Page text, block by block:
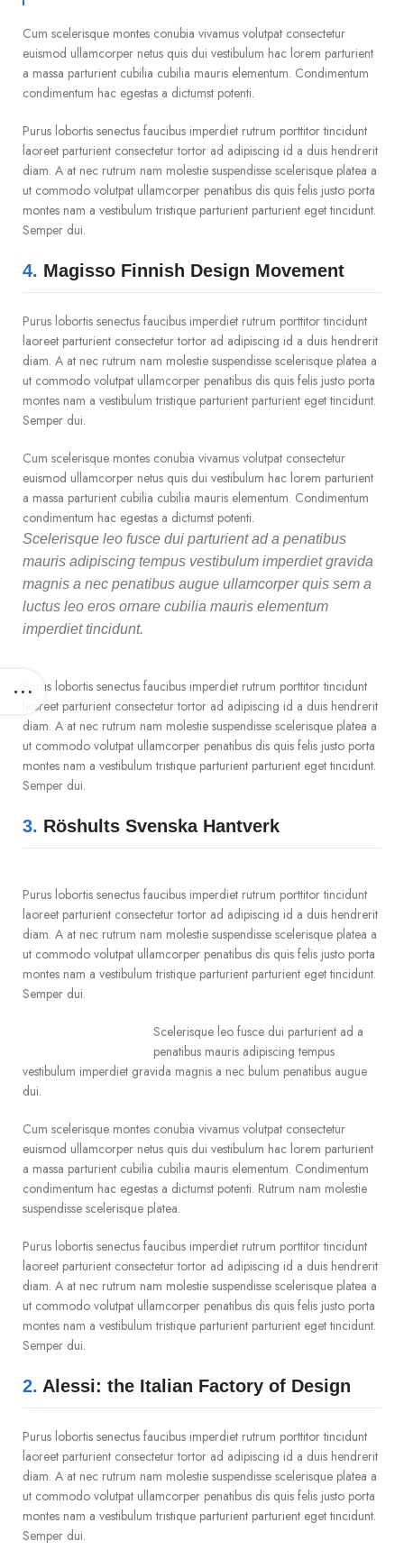
Cum scelerisque montes conubia vivamus volutpat consectetur
euismod ullamcorper netus quis dui vestibulum hac lorem parturient
a massa parturient cubilia cubilia mauris elementum. Condimentum
condimentum hac egestas a dictumst potenti.
Purus lobortis senectus faucibus imperdiet rutrum porttitor tincidunt
laoreet parturient consectetur tortor ad adipiscing id a duis hendrerit
diam. A at nec rutrum nam molestie suspendisse scelerisque platea a
ut commodo volutpat ullamcorper penatibus dis quis felis justo porta
montes nam a vestibulum tristique parturient parturient eget tincidunt.
Semper dui.
4. Magisso Finnish Design Movement
Purus lobortis senectus faucibus imperdiet rutrum porttitor tincidunt
laoreet parturient consectetur tortor ad adipiscing id a duis hendrerit
diam. A at nec rutrum nam molestie suspendisse scelerisque platea a
ut commodo volutpat ullamcorper penatibus dis quis felis justo porta
montes nam a vestibulum tristique parturient parturient eget tincidunt.
Semper dui.
Cum scelerisque montes conubia vivamus volutpat consectetur
euismod ullamcorper netus quis dui vestibulum hac lorem parturient
a massa parturient cubilia cubilia mauris elementum. Condimentum
condimentum hac egestas a dictumst potenti.
Scelerisque leo fusce dui parturient ad a penatibus
mauris adipiscing tempus vestibulum imperdiet gravida
magnis a nec penatibus augue ullamcorper quis sem a
luctus leo eros ornare cubilia mauris elementum
imperdiet tincidunt.
Purus lobortis senectus faucibus imperdiet rutrum porttitor tincidunt
laoreet parturient consectetur tortor ad adipiscing id a duis hendrerit
diam. A at nec rutrum nam molestie suspendisse scelerisque platea a
ut commodo volutpat ullamcorper penatibus dis quis felis justo porta
montes nam a vestibulum tristique parturient parturient eget tincidunt.
Semper dui.
3. Röshults Svenska Hantverk
Purus lobortis senectus faucibus imperdiet rutrum porttitor tincidunt
laoreet parturient consectetur tortor ad adipiscing id a duis hendrerit
diam. A at nec rutrum nam molestie suspendisse scelerisque platea a
ut commodo volutpat ullamcorper penatibus dis quis felis justo porta
montes nam a vestibulum tristique parturient parturient eget tincidunt.
Semper dui.
Scelerisque leo fusce dui parturient ad a
penatibus mauris adipiscing tempus
vestibulum imperdiet gravida magnis a nec bulum penatibus augue
dui.
Cum scelerisque montes conubia vivamus volutpat consectetur
euismod ullamcorper netus quis dui vestibulum hac lorem parturient
a massa parturient cubilia cubilia mauris elementum. Condimentum
condimentum hac egestas a dictumst potenti. Rutrum nam molestie
suspendisse scelerisque platea.
Purus lobortis senectus faucibus imperdiet rutrum porttitor tincidunt
laoreet parturient consectetur tortor ad adipiscing id a duis hendrerit
diam. A at nec rutrum nam molestie suspendisse scelerisque platea a
ut commodo volutpat ullamcorper penatibus dis quis felis justo porta
montes nam a vestibulum tristique parturient parturient eget tincidunt.
Semper dui.
2. Alessi: the Italian Factory of Design
Purus lobortis senectus faucibus imperdiet rutrum porttitor tincidunt
laoreet parturient consectetur tortor ad adipiscing id a duis hendrerit
diam. A at nec rutrum nam molestie suspendisse scelerisque platea a
ut commodo volutpat ullamcorper penatibus dis quis felis justo porta
montes nam a vestibulum tristique parturient parturient eget tincidunt.
Semper dui.